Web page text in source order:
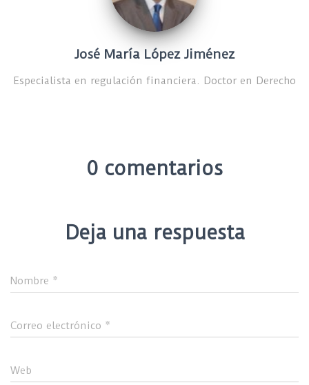
José María López Jiménez
Especialista en regulación financiera. Doctor en Derecho
0 comentarios
Deja una respuesta
Nombre *
Correo electrónico *
Web